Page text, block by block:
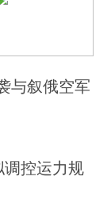
与叙俄空军
控运力规